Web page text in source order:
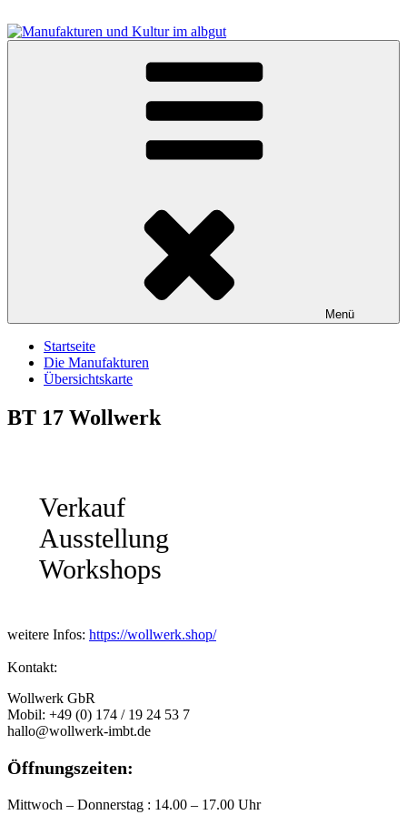
Inhalt
springen
Manufakturen und Kultur im albgut
Menü
Startseite
Die Manufakturen
Übersichtskarte
BT 17 Wollwerk
Verkauf
Ausstellung
Workshops
weitere Infos: https://wollwerk.shop/
Kontakt:
Wollwerk GbR
Mobil: +49 (0) 174 / 19 24 53 7
hallo@wollwerk-imbt.de
Öffnungszeiten:
Mittwoch – Donnerstag : 14.00 – 17.00 Uhr